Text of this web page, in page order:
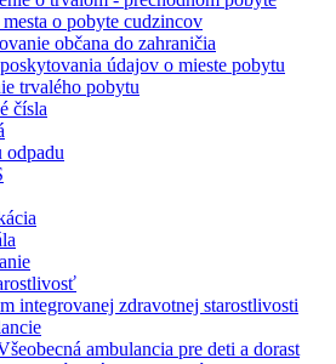
mesta o pobyte cudzincov
občana do zahraničia
údajov o mieste pobytu
trvalého pobytu
čísla
odpadu
integrovanej zdravotnej starostlivosti
ambulancia pre deti a dorast